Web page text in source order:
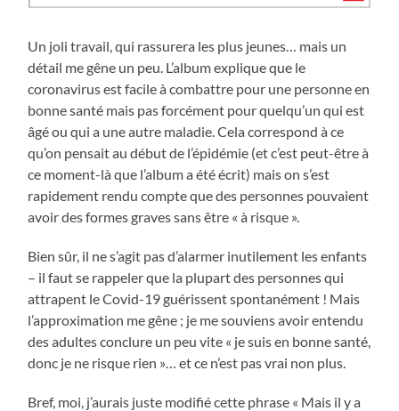
Un joli travail, qui rassurera les plus jeunes… mais un
détail me gêne un peu. L’album explique que le
coronavirus est facile à combattre pour une personne en
bonne santé mais pas forcément pour quelqu’un qui est
âgé ou qui a une autre maladie. Cela correspond à ce
qu’on pensait au début de l’épidémie (et c’est peut-être à
ce moment-là que l’album a été écrit) mais on s’est
rapidement rendu compte que des personnes pouvaient
avoir des formes graves sans être « à risque ».
Bien sûr, il ne s’agit pas d’alarmer inutilement les enfants
– il faut se rappeler que la plupart des personnes qui
attrapent le Covid-19 guérissent spontanément ! Mais
l’approximation me gêne ; je me souviens avoir entendu
des adultes conclure un peu vite « je suis en bonne santé,
donc je ne risque rien »… et ce n’est pas vrai non plus.
Bref, moi, j’aurais juste modifié cette phrase « Mais il y a